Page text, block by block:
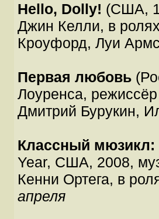
Hello, Dolly! (США,
Джин Келли, в
Кроуфорд, Луи
Первая любовь
Лоуренса,
Дмитрий Бурукин,
Классный мюзикл:
Year, США, 2008,
Кенни Ортега, в
апреля